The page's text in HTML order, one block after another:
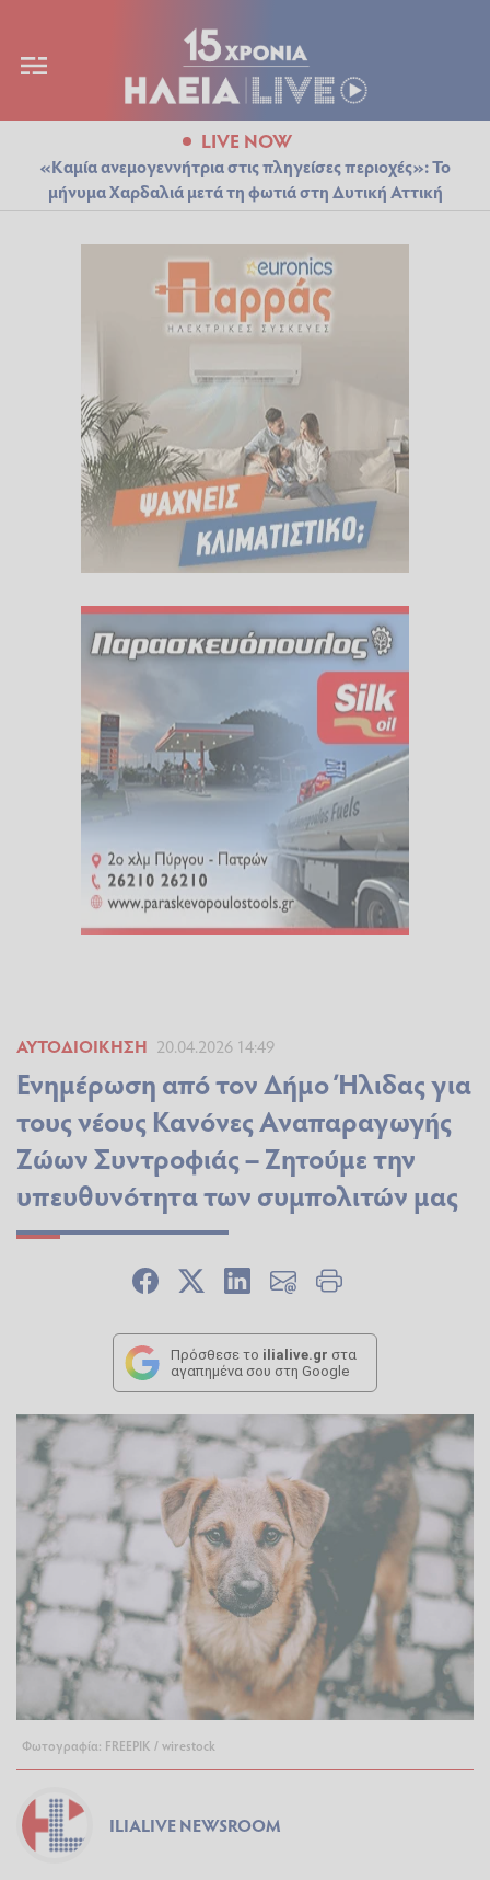
LIVE NOW
«Καμία ανεμογεννήτρια στις πληγείσες περιοχές»: Το
μήνυμα Χαρδαλιά μετά τη φωτιά στη Δυτική Αττική
ΑΥΤΟΔΙΟΊΚΗΣΗ 20.04.2026 14:49
Ενημέρωση από τον Δήμο Ήλιδας για
τους νέους Κανόνες Αναπαραγωγής
Ζώων Συντροφιάς – Ζητούμε την
υπευθυνότητα των συμπολιτών μας
Πρόσθεσε το ilialive.gr στα
αγαπημένα σου στη Google
Φωτογραφία: FREEPIK / wirestock
ILIALIVE NEWSROOM